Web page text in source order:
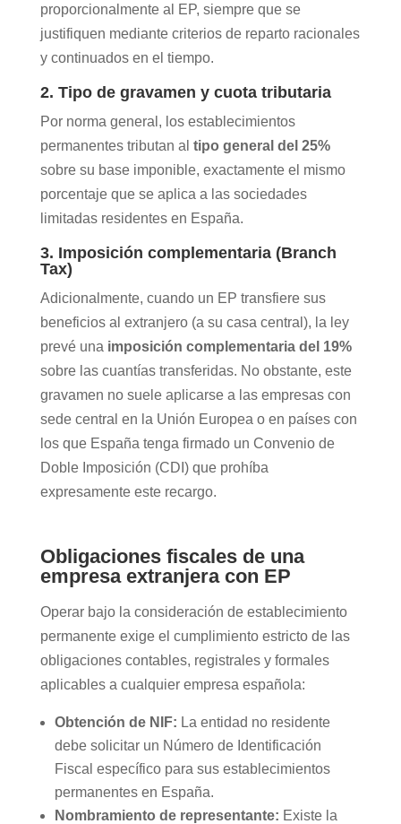
proporcionalmente al EP, siempre que se
justifiquen mediante criterios de reparto racionales
y continuados en el tiempo.
2. Tipo de gravamen y cuota tributaria
Por norma general, los establecimientos
permanentes tributan al tipo general del 25%
sobre su base imponible, exactamente el mismo
porcentaje que se aplica a las sociedades
limitadas residentes en España.
3. Imposición complementaria (Branch
Tax)
Adicionalmente, cuando un EP transfiere sus
beneficios al extranjero (a su casa central), la ley
prevé una imposición complementaria del 19%
sobre las cuantías transferidas. No obstante, este
gravamen no suele aplicarse a las empresas con
sede central en la Unión Europea o en países con
los que España tenga firmado un Convenio de
Doble Imposición (CDI) que prohíba
expresamente este recargo.
Obligaciones fiscales de una
empresa extranjera con EP
Operar bajo la consideración de establecimiento
permanente exige el cumplimiento estricto de las
obligaciones contables, registrales y formales
aplicables a cualquier empresa española:
Obtención de NIF: La entidad no residente
debe solicitar un Número de Identificación
Fiscal específico para sus establecimientos
permanentes en España.
Nombramiento de representante: Existe la